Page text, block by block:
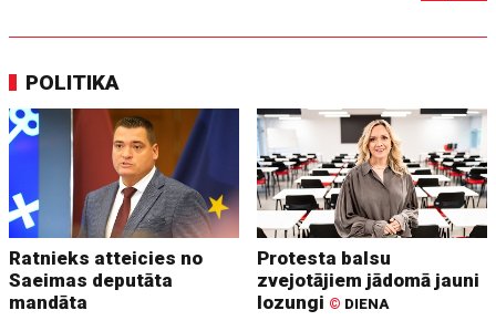
POLITIKA
Ratnieks atteicies no
Saeimas deputāta
mandāta
Protesta balsu
zvejotājiem jādomā jauni
lozungi © DIENA